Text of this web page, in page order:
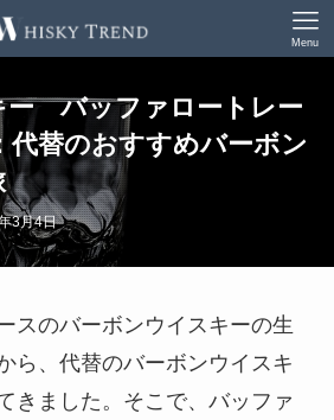
Menu
ー バッファロートレー
代替のおすすめバーボン
3月4日
スのバーボンウイスキーの生
ら、代替のバーボンウイスキ
きました。そこで、バッファ